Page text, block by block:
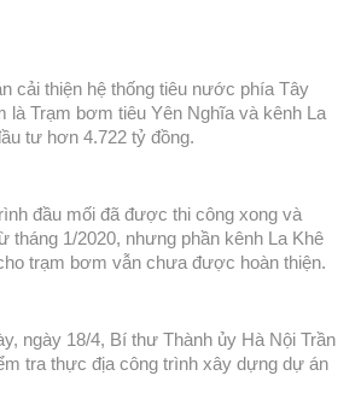
cải thiện hệ thống tiêu nước phía Tây
là Trạm bơm tiêu Yên Nghĩa và kênh La
tư hơn 4.722 tỷ đồng.
đầu mối đã được thi công xong và
tháng 1/2020, nhưng phần kênh La Khê
trạm bơm vẫn chưa được hoàn thiện.
ngày 18/4, Bí thư Thành ủy Hà Nội Trần
tra thực địa công trình xây dựng dự án